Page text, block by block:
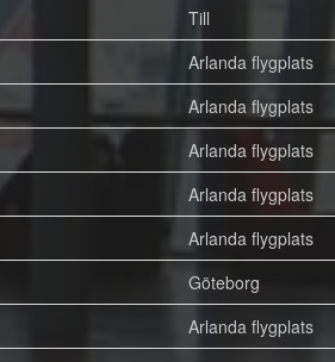
Till
Arlanda flygplats
Arlanda flygplats
Arlanda flygplats
Arlanda flygplats
Arlanda flygplats
Göteborg
Arlanda flygplats